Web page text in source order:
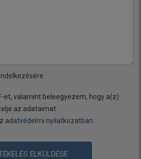
-et, valamint beleegyezem, hogy a(z)
az adataimat.
adatvédelmi nyilatkozatban
ELKÜLDÉSE